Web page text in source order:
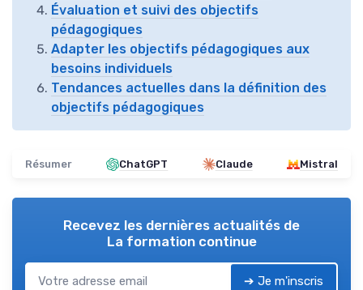
Évaluation et suivi des objectifs
pédagogiques
Adapter les objectifs pédagogiques aux
besoins individuels
Tendances actuelles dans la définition des
objectifs pédagogiques
Résumer ChatGPT Claude Mistral
Recevez les dernières actualités de
La formation continue
➔ Je m'inscris